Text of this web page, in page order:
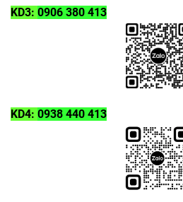
KD3: 0906 380 413
KD4: 0938 440 413